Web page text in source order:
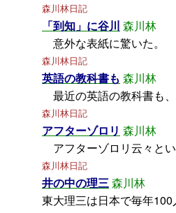
森川林日記
「到知」に谷川 森川林
意外な表紙に驚いた。
森川林日記
英語の教科書も 森川林
最近の英語の教科書も
森川林日記
アフターゾロリ 森川林
アフターゾロリ云々と
森川林日記
井の中の理三森川林
東大理三は日本で毎年100